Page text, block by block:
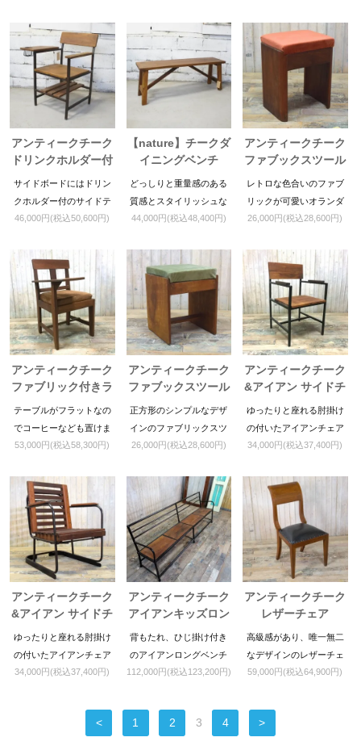
アンティークチーク
ドリンクホルダー付
きライティングチェ
ア
サイドボードにはドリン
クホルダー付のサイドテ
ーブルが付いております
た作業にピッタリです。
46,000円(税込50,600円)
【nature】チークダ
イニングベンチ
どっしりと重量感のある
質感とスタイリッシュな
デザインが調和した使い
44,000円(税込48,400円)
アンティークチーク
ファブックスツール
メープル
レトロな色合いのファブ
リックが可愛いオランダ
テイストのスツールで
26,000円(税込28,600円)
アンティークチーク
ファブリック付きラ
イティングチェア
テーブルがフラットなの
でコーヒーなども置けま
す。
53,000円(税込58,300円)
アンティークチーク
ファブックスツール
グリーン
正方形のシンプルなデザ
インのファブリックスツ
ールです。
26,000円(税込28,600円)
アンティークチーク
&アイアン サイドチ
ェア
ゆったりと座れる肘掛け
の付いたアイアンチェア
です
34,000円(税込37,400円)
アンティークチーク
&アイアン サイドチ
ェア
ゆったりと座れる肘掛け
の付いたアイアンチェア
です
34,000円(税込37,400円)
アンティークチーク
アイアンキッズロン
グベンチ
背もたれ、ひじ掛け付き
のアイアンロングベンチ
です。
112,000円(税込123,200円)
アンティークチーク
レザーチェア
高級感があり、唯一無二
なデザインのレザーチェ
アです。
59,000円(税込64,900円)
< 1 2 3 4 >